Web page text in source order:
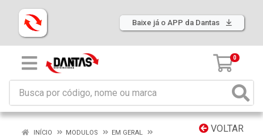
Baixe já o APP da Dantas
0
VOLTAR
INÍCIO MODULOS
EM GERAL